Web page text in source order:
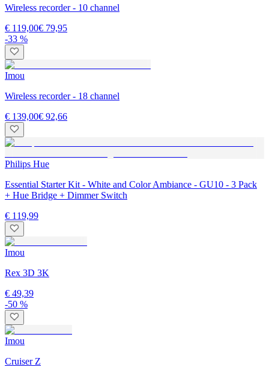
Wireless recorder - 10 channel
€ 119,00€ 79,95
-33 %
Imou
Wireless recorder - 18 channel
€ 139,00€ 92,66
Philips Hue
Essential Starter Kit - White and Color Ambiance - GU10 - 3 Pack
+ Hue Bridge + Dimmer Switch
€ 119,99
Imou
Rex 3D 3K
€ 49,39
-50 %
Imou
Cruiser Z